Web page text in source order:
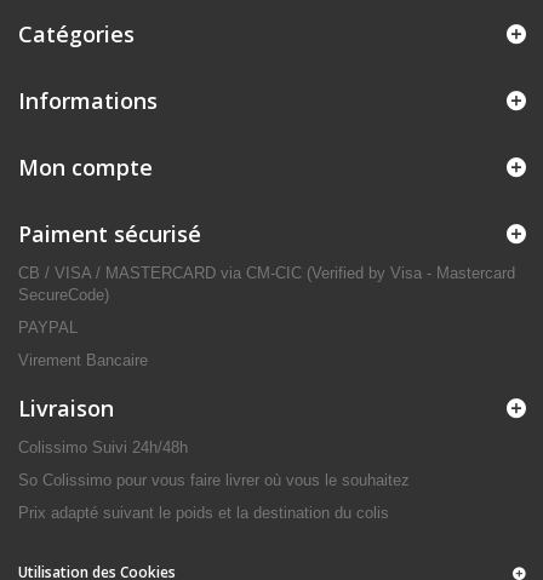
Catégories
Informations
Mon compte
Paiment sécurisé
CB / VISA / MASTERCARD via CM-CIC (Verified by Visa - Mastercard
SecureCode)
PAYPAL
Virement Bancaire
Livraison
Colissimo Suivi 24h/48h
So Colissimo pour vous faire livrer où vous le souhaitez
Prix adapté suivant le poids et la destination du colis
Utilisation des Cookies